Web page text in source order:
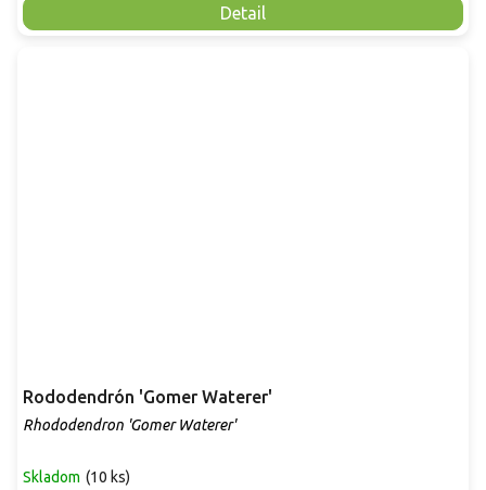
Detail
Rododendrón 'Gomer Waterer'
Rhododendron 'Gomer Waterer'
Skladom (10 ks)